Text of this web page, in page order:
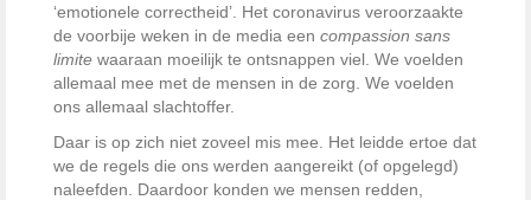
‘emotionele correctheid’. Het coronavirus veroorzaakte
de voorbije weken in de media een compassion sans
limite waaraan moeilijk te ontsnappen viel. We voelden
allemaal mee met de mensen in de zorg. We voelden
ons allemaal slachtoffer.
Daar is op zich niet zoveel mis mee. Het leidde ertoe dat
we de regels die ons werden aangereikt (of opgelegd)
naleefden. Daardoor konden we mensen redden,